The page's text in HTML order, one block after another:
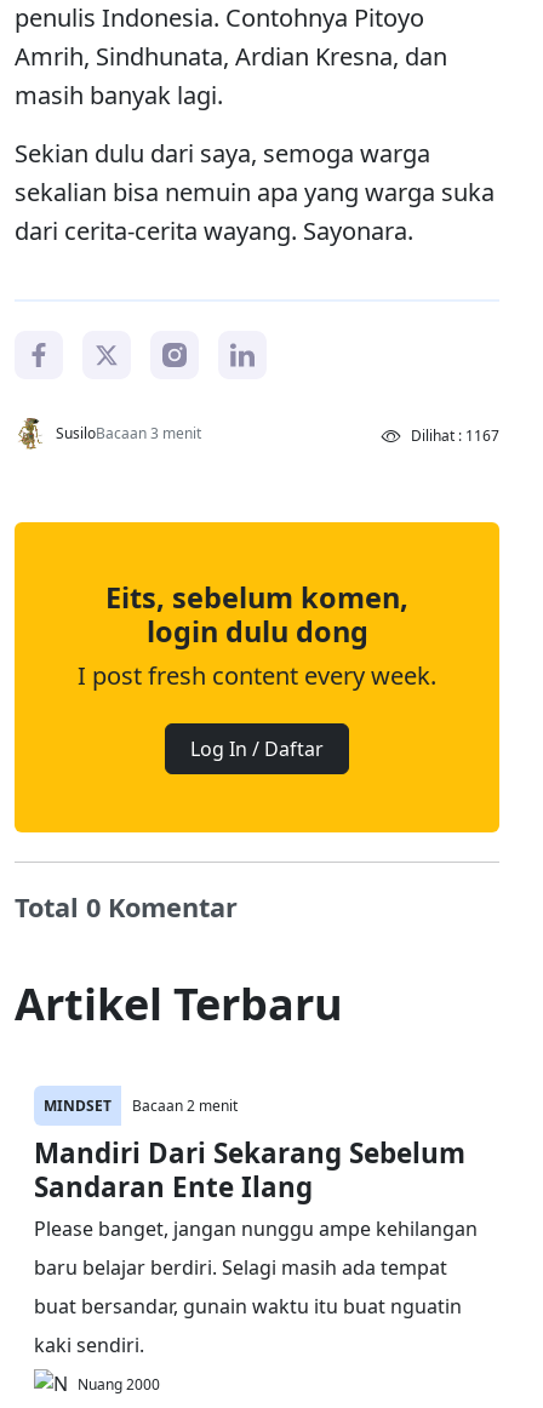
penulis Indonesia. Contohnya Pitoyo
Amrih, Sindhunata, Ardian Kresna, dan
masih banyak lagi.
Sekian dulu dari saya, semoga warga
sekalian bisa nemuin apa yang warga suka
dari cerita-cerita wayang. Sayonara.
SusiloBacaan 3 menit Dilihat : 1167
Eits, sebelum komen,
login dulu dong
I post fresh content every week.
Log In / Daftar
Total 0 Komentar
Artikel Terbaru
MINDSET Bacaan 2 menit
Mandiri Dari Sekarang Sebelum
Sandaran Ente Ilang
Please banget, jangan nunggu ampe kehilangan
baru belajar berdiri. Selagi masih ada tempat
buat bersandar, gunain waktu itu buat nguatin
kaki sendiri.
Nuang 2000